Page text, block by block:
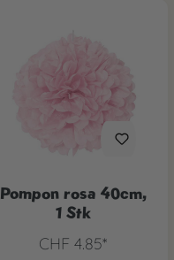
Pompon rosa 40cm,
1 Stk
CHF 4.85*